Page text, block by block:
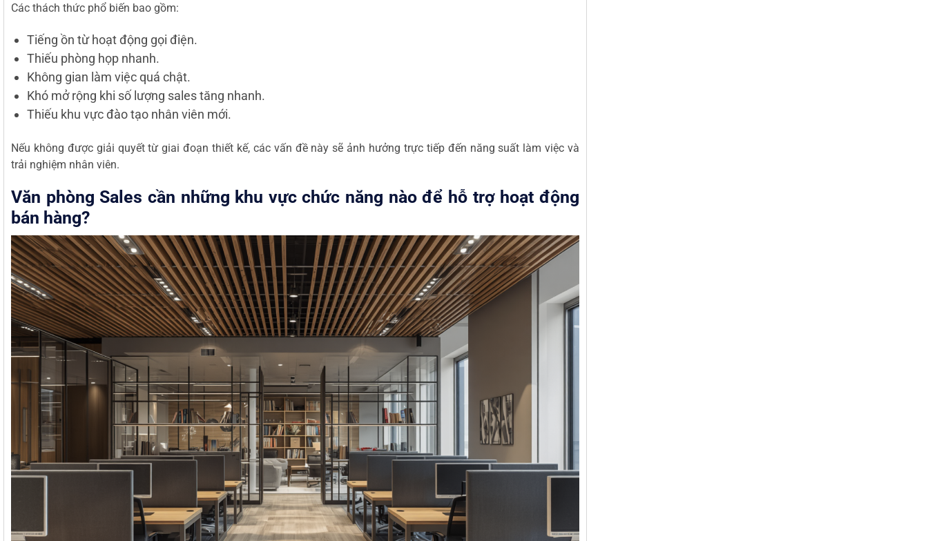
Các thách thức phổ biến bao gồm:
Tiếng ồn từ hoạt động gọi điện.
Thiếu phòng họp nhanh.
Không gian làm việc quá chật.
Khó mở rộng khi số lượng sales tăng nhanh.
Thiếu khu vực đào tạo nhân viên mới.
Nếu không được giải quyết từ giai đoạn thiết kế, các vấn đề này sẽ ảnh hưởng trực tiếp đến năng suất làm việc và
trải nghiệm nhân viên.
Văn phòng Sales cần những khu vực chức năng nào để hỗ trợ hoạt động
bán hàng?